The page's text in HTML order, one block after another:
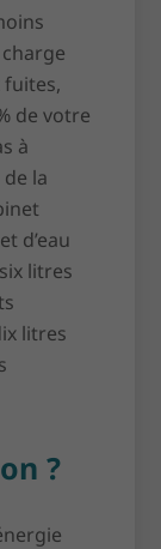
fuites,
de votre
à
la
d’eau
litres
litres
?